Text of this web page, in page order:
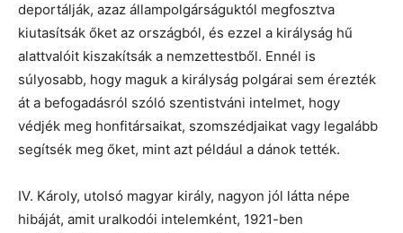
deportálják, azaz állampolgárságuktól megfosztva
kiutasítsák őket az országból, és ezzel a királyság hű
alattvalóit kiszakítsák a nemzettestből. Ennél is
súlyosabb, hogy maguk a királyság polgárai sem érezték
át a befogadásról szóló szentistváni intelmet, hogy
védjék meg honfitársaikat, szomszédjaikat vagy legalább
segítsék meg őket, mint azt például a dánok tették.
IV. Károly, utolsó magyar király, nagyon jól látta népe
hibáját, amit uralkodói intelemként, 1921-ben